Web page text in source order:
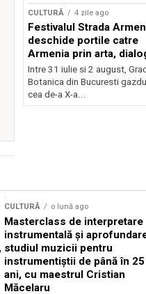
CULTURĂ 4 zile ago
Festivalul Strada
deschide portile catre
Armenia prin arta,
patrimoniu, intre 31 iulie
august, la Gradina
Bucuresti
Intre 31 iulie si 2 august,
Botanica din Bucuresti
cea de-a X-a...
CULTURĂ o lună ago
Masterclass de interpretare
instrumentală și
studiul muzicii pentru
instrumentiștii de până în
ani, cu maestrul Cristian
Măcelaru